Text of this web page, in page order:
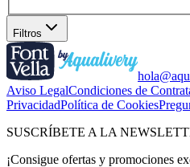
Filtros
Aviso LegalCondiciones de
PrivacidadPolítica de Cookies
SUSCRÍBETE A LA
¡Consigue ofertas y promociones